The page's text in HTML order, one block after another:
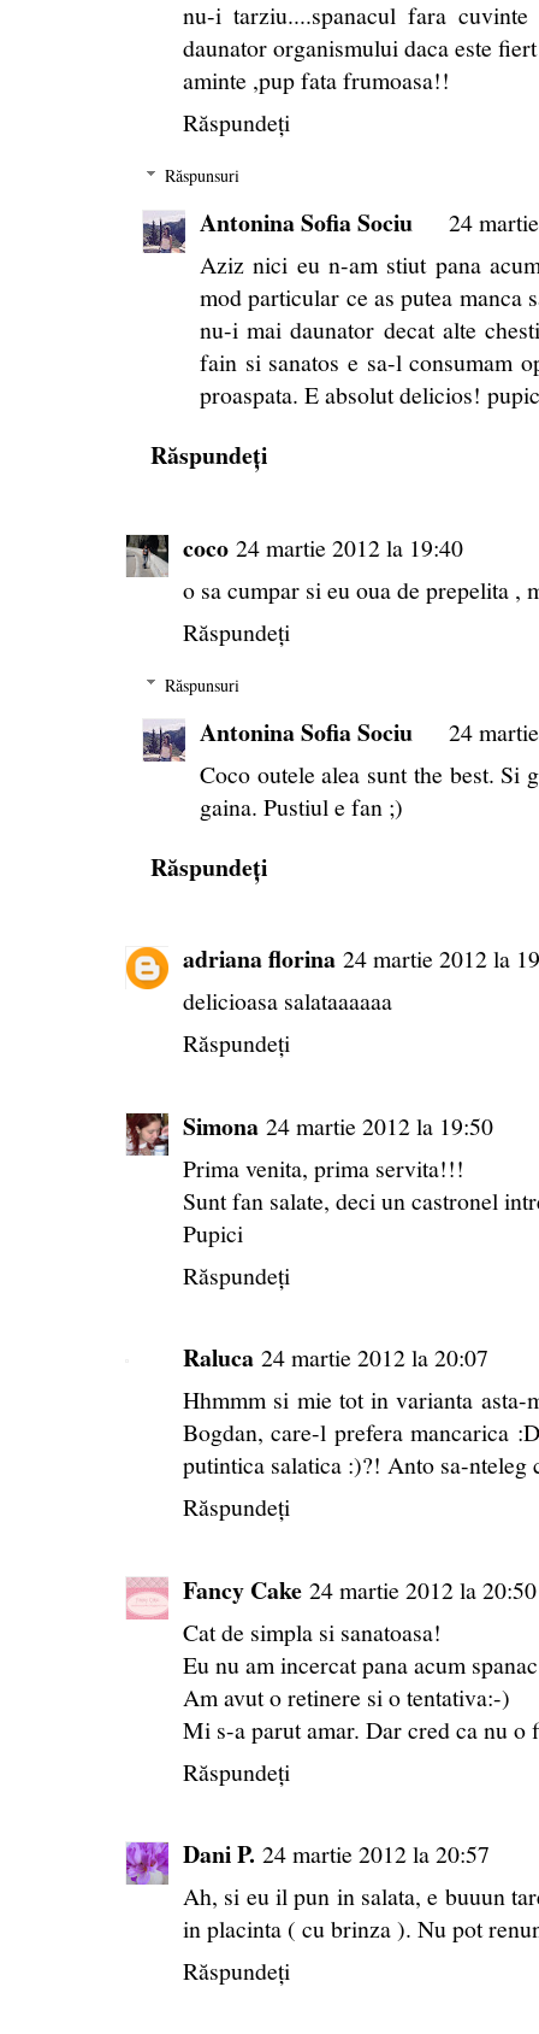
nu-i tarziu....spanacul fara
daunator organismului daca este
aminte ,pup fata frumoasa!!
Răspundeți
Răspunsuri
Antonina Sofia Sociu
24
Aziz nici eu n-am stiut pana
mod particular ce as putea manca
nu-i mai daunator decat alte
fain si sanatos e sa-l consumam
proaspata. E absolut delicios!
Răspundeți
coco 24 martie 2012 la 19:40
o sa cumpar si eu oua de prepelita ,
Răspundeți
Răspunsuri
Antonina Sofia Sociu
24
Coco outele alea sunt the best.
gaina. Pustiul e fan ;)
Răspundeți
adriana florina 24 martie 2012 la
delicioasa salataaaaaa
Răspundeți
Simona 24 martie 2012 la 19:50
Prima venita, prima servita!!!
Sunt fan salate, deci un castronel
Pupici
Răspundeți
Raluca 24 martie 2012 la 20:07
Hhmmm si mie tot in varianta asta-
Bogdan, care-l prefera mancarica
putintica salatica :)?! Anto sa-nteleg
Răspundeți
Fancy Cake 24 martie 2012 la 20:50
Cat de simpla si sanatoasa!
Eu nu am incercat pana acum
Am avut o retinere si o tentativa:-)
Mi s-a parut amar. Dar cred ca nu o
Răspundeți
Dani P. 24 martie 2012 la 20:57
Ah, si eu il pun in salata, e buuun
in placinta ( cu brinza ). Nu pot
Răspundeți